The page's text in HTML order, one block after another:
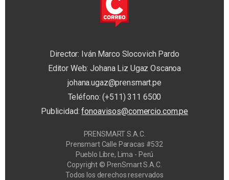
Director: Iván Marco Slocovich Pardo
Editor Web: Johana Liz Ugaz Oscanoa
johana.ugaz@prensmart.pe
Teléfono: (+511) 311 6500
Publicidad:fonoavisos@comercio.com.pe
PRENSMART S.A.C.
Prensmart Calle Paracas #532
Pueblo Libre, Lima - Perú
Copyright © PrenSmart S.A.C.
Todos los derechos reservados